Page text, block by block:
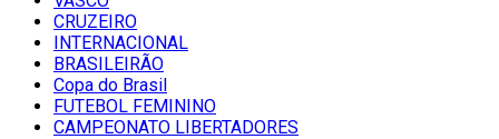
CRUZEIRO
INTERNACIONAL
BRASILEIRÃO
Copa do Brasil
FUTEBOL FEMININO
CAMPEONATO LIBERTADORES